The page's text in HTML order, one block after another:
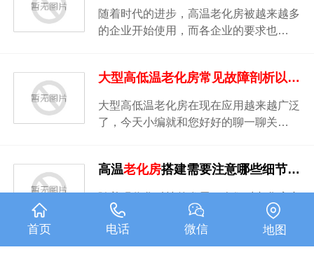
随着时代的进步，高温老化房被越来越多
的企业开始使用，而各企业的要求也…
大型高低温老化房常见故障剖析以及日常维护
大型高低温老化房在现在应用越来越广泛
了，今天小编就和您好好的聊一聊关…
高温老化房搭建需要注意哪些细节呢？
随着现代化科技的发展，人们对老化房产
品质量要求也越来越高，技术制造业…
首页 电话 微信 地图